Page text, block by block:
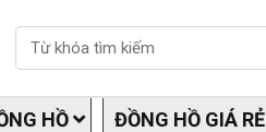
Search
HỒ ĐỒNG HỒ GIÁ RẺ